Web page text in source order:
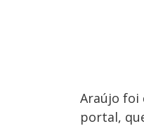
Araújo foi
portal,